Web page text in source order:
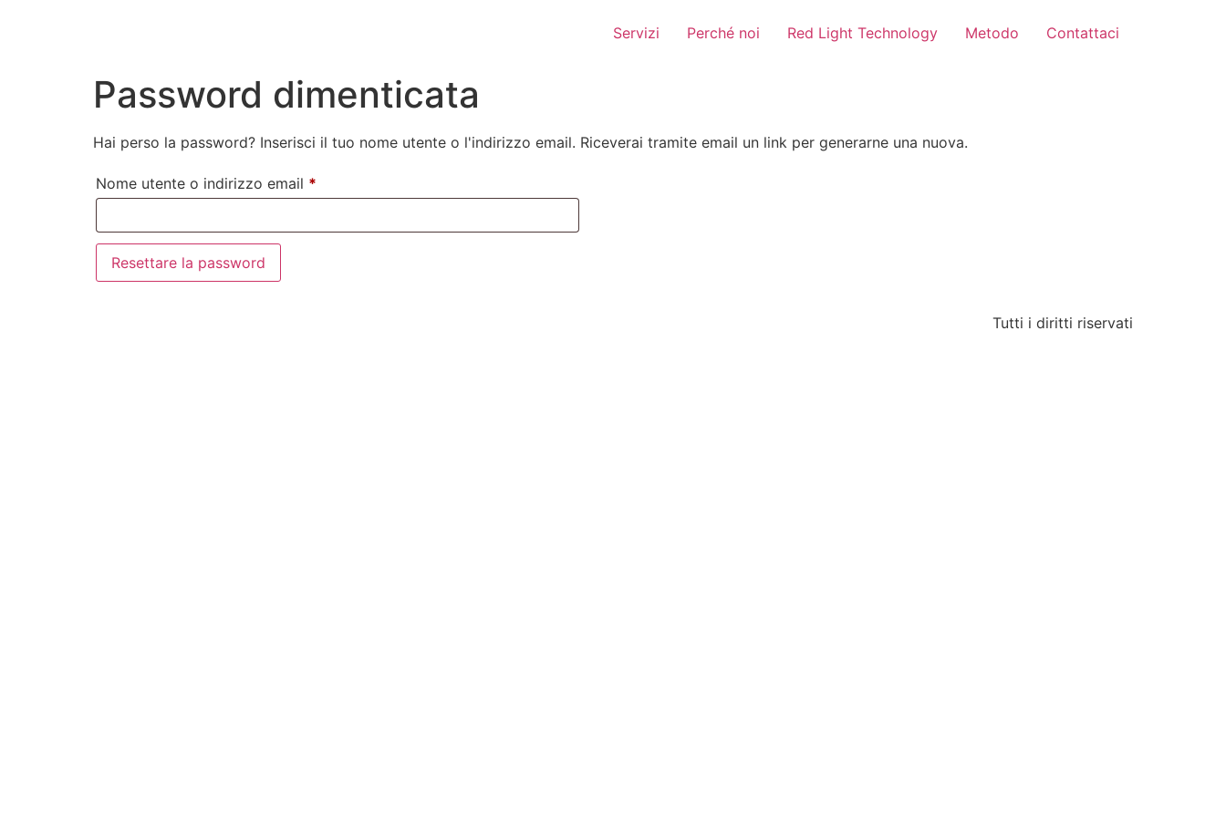
Servizi Perché noi Red Light Technology Metodo Contattaci
Password dimenticata
Hai perso la password? Inserisci il tuo nome utente o l'indirizzo email. Riceverai tramite email un link per generarne una nuova.
Nome utente o indirizzo email *
Resettare la password
Tutti i diritti riservati